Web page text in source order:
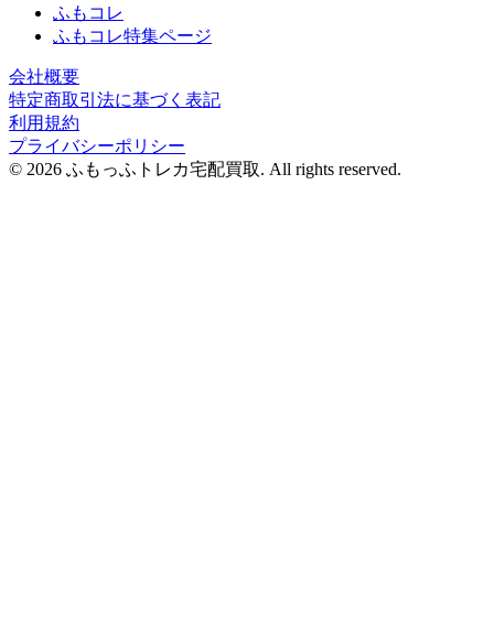
ふもコレ
ふもコレ特集ページ
会社概要
特定商取引法に基づく表記
利用規約
プライバシーポリシー
© 2026 ふもっふトレカ宅配買取. All rights reserved.